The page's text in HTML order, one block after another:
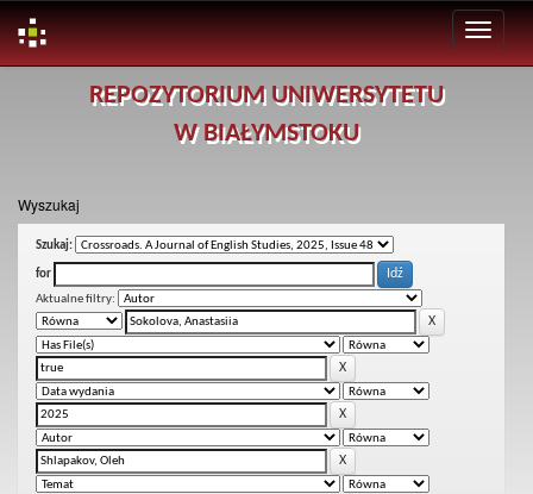
REPOZYTORIUM UNIWERSYTETU
W BIAŁYMSTOKU
Wyszukaj
Szukaj:
for
Aktualne filtry: